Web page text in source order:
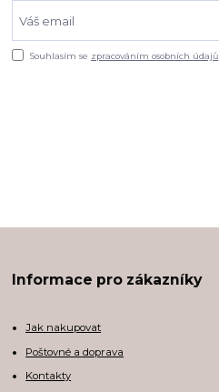
Souhlasím se zpracováním osobních údajů
Informace pro zákazníky
Jak nakupovat
Poštovné a doprava
Kontakty